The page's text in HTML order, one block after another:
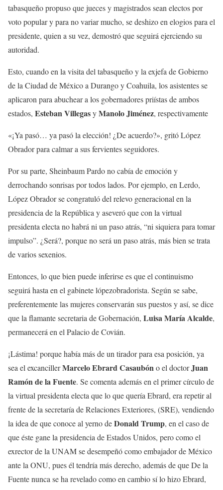
tabasqueño propuso que jueces y magistrados sean electos por
voto popular y para no variar mucho, se deshizo en elogios para el
presidente, quien a su vez, demostró que seguirá ejerciendo su
autoridad.
Esto, cuando en la visita del tabasqueño y la exjefa de Gobierno
de la Ciudad de México a Durango y Coahuila, los asistentes se
aplicaron para abuchear a los gobernadores priístas de ambos
estados, Esteban VillegasyManolo Jiménez, respectivamente
«¡Ya pasó… ya pasó la elección! ¿De acuerdo?», gritó López
Obrador para calmar a sus fervientes seguidores.
Por su parte, Sheinbaum Pardo no cabía de emoción y
derrochando sonrisas por todos lados. Por ejemplo, en Lerdo,
López Obrador se congratuló del relevo generacional en la
presidencia de la República y aseveró que con la virtual
presidenta electa no habrá ni un paso atrás, “ni siquiera para tomar
impulso”. ¿Será?, porque no será un paso atrás, más bien se trata
de varios sexenios.
Entonces, lo que bien puede inferirse es que el continuismo
seguirá hasta en el gabinete lópezobradorista. Según se sabe,
preferentemente las mujeres conservarán sus puestos y así, se dice
que la flamante secretaria de Gobernación, Luisa María Alcalde,
permanecerá en el Palacio de Covián.
¡Lástima! porque había más de un tirador para esa posición, ya
sea el excancillerMarcelo Ebrard Casaubóno el doctorJuan
Ramón de la Fuente. Se comenta además en el primer círculo de
la virtual presidenta electa que lo que quería Ebrard, era repetir al
frente de la secretaría de Relaciones Exteriores, (SRE), vendiendo
la idea de que conoce al yerno deDonald Trump, en el caso de
que éste gane la presidencia de Estados Unidos, pero como el
exrector de la UNAM se desempeñó como embajador de México
ante la ONU, pues él tendría más derecho, además de que De la
Fuente nunca se ha revelado como en cambio sí lo hizo Ebrard,